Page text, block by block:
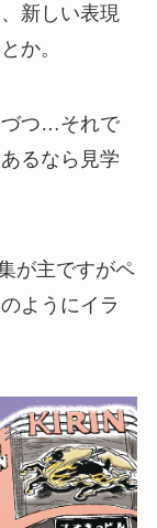
新しい表現
か。
づつ…それで
るなら見学
が主ですがペ
ようにイラ